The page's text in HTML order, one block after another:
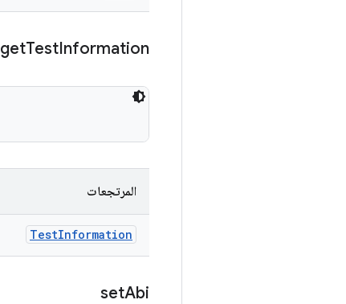
getTestInformation
المرتجعات
TestInformation
setAbi